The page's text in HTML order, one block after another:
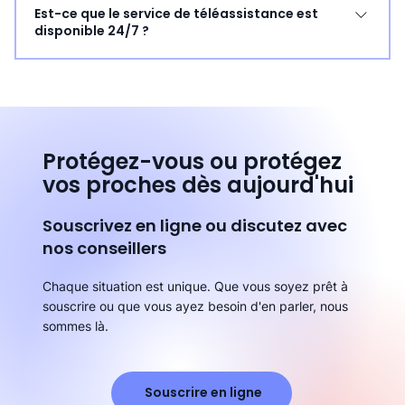
ou qui ont besoin d'une tranquillité d'esprit. Pour
bénéficier du crédit d'impôt, il est nécessaire de
répondre aux critères d'éligibilité définis par le
https://www.economie.gouv.fr/particuliers/gerer-mon-
dimpots/tout-savoir-sur-le-credit
ou d'urgence médicale. Tranquillité d'esprit : Vos
proches seront rassurés de savoir que vous êtes en
sécurité. Simplicité d'utilisation : Dispositif facile à utiliser,
Est-ce que le service de téléassistance est
disponible 24/7 ?
nous à tout moment, jour et nuit.
Protégez-vous ou protégez
vos proches dès aujourd'hui
Souscrivez en ligne ou discutez avec
nos conseillers
Chaque situation est unique. Que vous soyez prêt à
souscrire ou que vous ayez besoin d'en parler, nous
sommes là.
Souscrire en ligne